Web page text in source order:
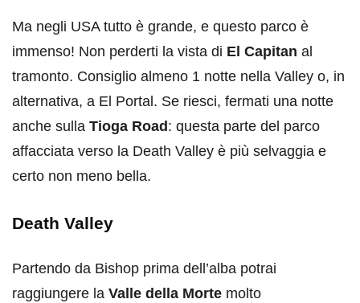
Ma negli USA tutto è grande, e questo parco è
immenso! Non perderti la vista di El Capitan al
tramonto. Consiglio almeno 1 notte nella Valley o, in
alternativa, a El Portal. Se riesci, fermati una notte
anche sulla Tioga Road: questa parte del parco
affacciata verso la Death Valley è più selvaggia e
certo non meno bella.
Death Valley
Partendo da Bishop prima dell’alba potrai
raggiungere la Valle della Morte molto